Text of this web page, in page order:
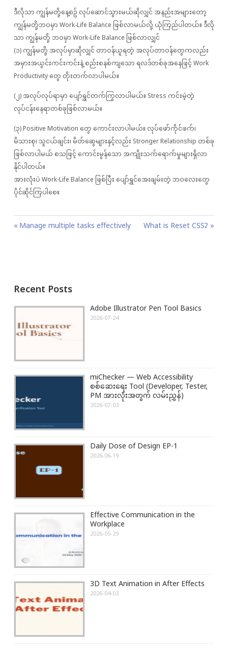
ဒီလိုသာ ကျွန်မတို့နေ့စဥ် လုပ်ဆောင်သွားမယ်ဆိုလျှင် အနည်းအများတော့
ကျွန်မတို့ဘဝမှာ Work-Life Balance ဖြစ်လာမယ်လို့ ယုံကြည်ပါတယ်။ ဒီလို
သာ ကျွန်မတို့ ဘဝမှာ Work-Life Balance ဖြစ်လာလျှင်
(၁) ကျွန်မတို့ အလုပ်မှာဆိုလျှင် တာဝန်ယူရတဲ့ အလုပ်တာဝန်တွေကလည်း
အမှားအယွင်းကင်းကင်းနဲ့ စည်းစနစ်ကျသော ရလဒ်တစ်ခုအနေဖြင့် Work
Productivity တွေ တိုးတက်လာပါမယ်။
(၂) အလုပ်လုပ်ရာမှာ ပျော်ရွှင်တက်ကြွလာပါမယ်။ Stress ကင်းမဲ့တဲ့
လုပ်ငန်းနေရာတစ်ခုဖြစ်လာမယ်။
(၃) Positive Motivation တွေ ကောင်းလာပါမယ်။ လုပ်ဖော်ကိုင်ဖက်၊
မိသားစု၊ သူငယ်ချင်း၊ မိတ်ဆွေများနှင့်လည်း Stronger Relationship တစ်ခု
ဖြစ်လာပါမယ် စသဖြင့် ကောင်းမွန်သော အကျိုးသက်ရောက်မှုများရှိလာ
နိုင်ပါတယ်။
အားလုံးပဲ Work-Life Balance ဖြစ်ပြီး ပျော်ရွှင်အေးချမ်းတဲ့ ဘဝလေးတွေ
ပိုင်ဆိုင်ကြပါစေ။
P
a
v
g
a
i
o
P
o
u
P
o
t
:
Manage multiple tasks effectively
N
s
t
What is Reset CSS?
Recent Posts
Adobe Illustrator Pen Tool Basics
2026-07-24
miChecker — Web Accessibility
စစ်ဆေးရေး Tool (Developer, Tester,
PM အားလုံးအတွက် လမ်းညွှန်)
2026-07-03
Daily Dose of Design EP-1
2026-06-19
Effective Communication in the
Workplace
2026-05-29
3D Text Animation in After Effects
2026-04-03